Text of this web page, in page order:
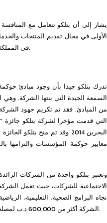
يشار إلى أن بتلكو تتعامل مع
الأولى في مجال تقديم المنتجات
المزود الأول والحصري لجهاز YotaPhone2 في المملكة.
تدرك بتلكو جيدا بأن وجود مبادئ
السمعة الجيدة التي بنتها الشركة.
من المبادئ. فقد تم تكريم جهود الشركة
التي قدمت مؤخرا لشركة بتلكو
البحرين 2014 وقد تم منح بتلكو
معايير حوكمة المؤسسات والتزامها
وتعتبر بتلكو واحدة من الشركات
الاجتماعية للشركات، حيث تعمل
تجاه البرامج الصحية، التعليمية،
الشركة أكثر من 600,000 د.ب لمصلحة المجتمع عبر برنامجها للرعايات والتبرعات.